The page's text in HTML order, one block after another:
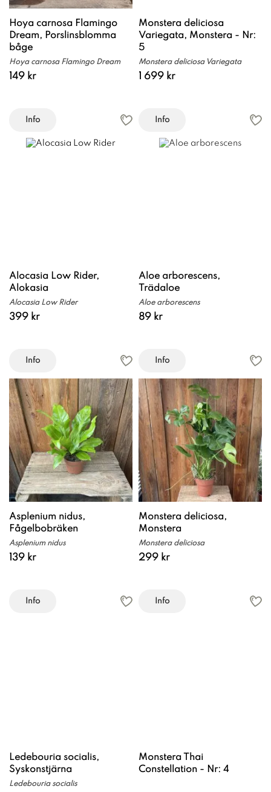
Hoya carnosa Flamingo
Dream, Porslinsblomma
båge
Hoya carnosa Flamingo Dream
149 kr
Info
Monstera deliciosa
Variegata, Monstera - Nr:
5
Monstera deliciosa Variegata
1 699 kr
Info
Alocasia Low Rider,
Alokasia
Alocasia Low Rider
399 kr
Info
Aloe arborescens,
Trädaloe
Aloe arborescens
89 kr
Info
Asplenium nidus,
Fågelbobräken
Asplenium nidus
139 kr
Info
Monstera deliciosa,
Monstera
Monstera deliciosa
299 kr
Info
Ledebouria socialis,
Syskonstjärna
Ledebouria socialis
Monstera Thai
Constellation - Nr: 4